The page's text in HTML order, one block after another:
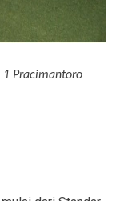
1 Pracimantoro